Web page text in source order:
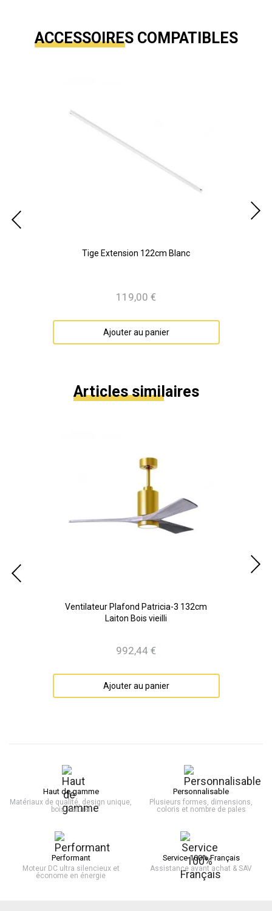
ACCESSOIRES COMPATIBLES
Tige Extension 122cm Blanc
Prix
119,00 €
Ajouter au panier
Articles similaires
Ventilateur Plafond Patricia-3 132cm
Laiton Bois vieilli
Prix
992,44 €
Ajouter au panier
Haut de gamme
Matériaux de qualité, design unique,
bois naturel
Personnalisable
Plusieurs formes, dimensions,
coloris et nombre de pales
Performant
Moteur DC ultra silencieux et
économe en énergie
Service 100% Français
Assistance avant achat & SAV